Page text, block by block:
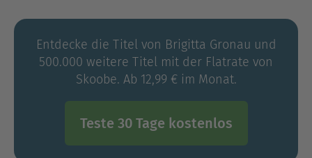
Entdecke die Titel von Brigitta Gronau und
500.000 weitere Titel mit der Flatrate von
Skoobe. Ab 12,99 € im Monat.
Teste 30 Tage kostenlos